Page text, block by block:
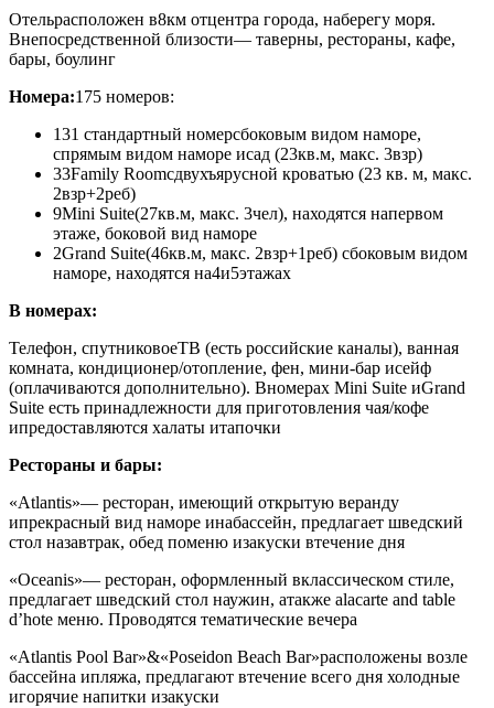
Отельрасположен в8км отцентра города, наберегу моря.
Внепосредственной близости— таверны, рестораны, кафе,
бары, боулинг
Номера:175 номеров:
131 стандартный номерсбоковым видом наморе,
спрямым видом наморе исад (23кв.м, макс. 3взр)
33Family Roomсдвухъярусной кроватью (23 кв. м, макс.
2взр+2реб)
9Mini Suite(27кв.м, макс. 3чел), находятся напервом
этаже, боковой вид наморе
2Grand Suite(46кв.м, макс. 2взр+1реб) сбоковым видом
наморе, находятся на4и5этажах
В номерах:
Телефон, спутниковоеТВ (есть российские каналы), ванная
комната, кондиционер/отопление, фен, мини-бар исейф
(оплачиваются дополнительно). Вномерах Mini Suite иGrand
Suite есть принадлежности для приготовления чая/кофе
ипредоставляются халаты итапочки
Рестораны и бары:
«Atlantis»— ресторан, имеющий открытую веранду
ипрекрасный вид наморе инабассейн, предлагает шведский
стол назавтрак, обед поменю изакуски втечение дня
«Oceanis»— ресторан, оформленный вклассическом стиле,
предлагает шведский стол наужин, атакже аlacarte and table
d’hote меню. Проводятся тематические вечера
«Atlantis Pool Bar»&«Poseidon Beach Bar»расположены возле
бассейна ипляжа, предлагают втечение всего дня холодные
игорячие напитки изакуски